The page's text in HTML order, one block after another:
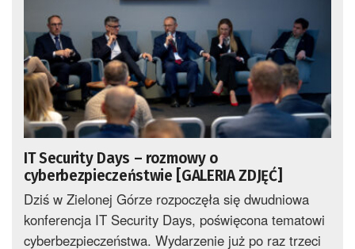
IT Security Days – rozmowy o
cyberbezpieczeństwie [GALERIA ZDJĘĆ]
Dziś w Zielonej Górze rozpoczęła się dwudniowa
konferencja IT Security Days, poświęcona tematowi
cyberbezpieczeństwa. Wydarzenie już po raz trzeci